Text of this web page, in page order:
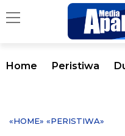
Home Peristiwa
«HOME» «PERISTIWA»